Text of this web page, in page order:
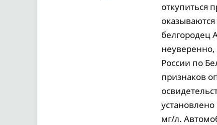
откупиться
белгородец
России по
признаков
мг/л.